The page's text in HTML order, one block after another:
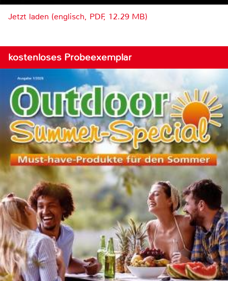
Jetzt laden (englisch, PDF, 12.29 MB)
kostenloses Probeexemplar